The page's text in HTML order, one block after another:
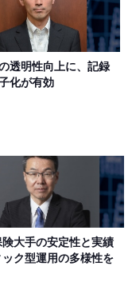
イン上に掲示する
切に取り扱うもの
透明性向上に、記録
化が有効
大手の安定性と実績
ク型運用の多様性を